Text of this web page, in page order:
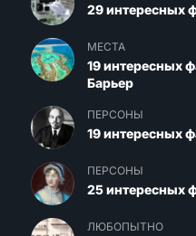
29 интересных
МЕСТА
19 интересных
Барьер
ПЕРСОНЫ
19 интересных
ПЕРСОНЫ
25 интересных
ЛЮБОПЫТНО